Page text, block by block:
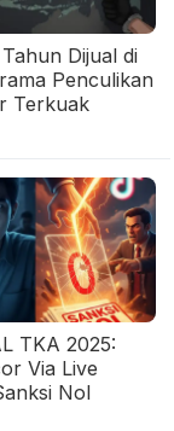
Dijual di
Penculikan
Terkuak
TKA 2025:
Via Live
Nol